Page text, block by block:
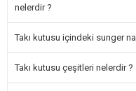
nelerdir ?
Takı kutusu içindeki sunger
Takı kutusu çeşitleri nelerdir ?